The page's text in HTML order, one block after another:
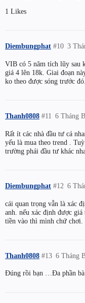
1 Likes
Diembungphat 3
#10
VIB có 5 năm tích lũy sau
giá 4 lên 18k. Giai đoạn
ko theo được sóng trước đó.
Thanh0808 6 Tháng
#11
Rất ít các nhà đầu tư cá
yếu là mua theo trend .
trường phái đầu tư khác
Diembungphat 6
#12
cái quan trọng vẫn là xác
anh. nếu xác định được
tiền vào thì mình chứ chơi.
Thanh0808 6 Tháng
#13
Đúng rồi bạn …Đa phần bà